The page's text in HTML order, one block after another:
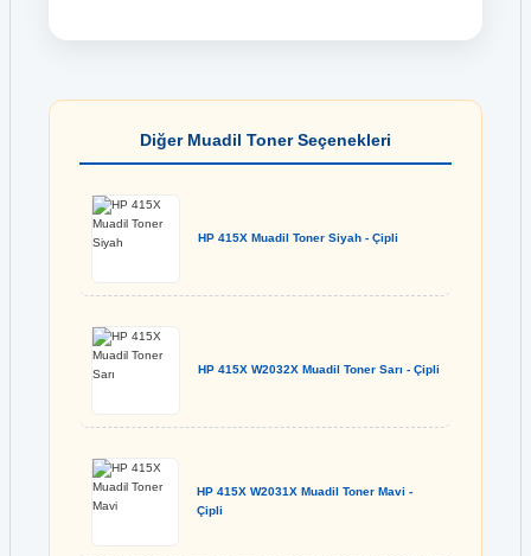
Diğer Muadil Toner Seçenekleri
HP 415X Muadil Toner Siyah - Çipli
HP 415X W2032X Muadil Toner Sarı - Çipli
HP 415X W2031X Muadil Toner Mavi -
Çipli